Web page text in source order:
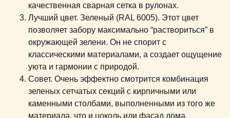
качественная сварная сетка в рулонах.
Лучший цвет. Зеленый (RAL 6005). Этот цвет
позволяет забору максимально “раствориться” в
окружающей зелени. Он не спорит с
классическими материалами, а создает ощущение
уюта и гармонии с природой.
Совет. Очень эффектно смотрится комбинация
зеленых сетчатых секций с кирпичными или
каменными столбами, выполненными из того же
материала, что и цоколь или фасад дома.